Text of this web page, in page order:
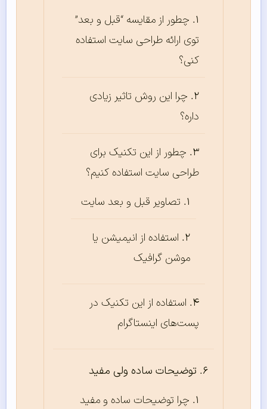
چطور از مقایسه “قبل و بعد”
توی ارائه طراحی سایت استفاده
کنی؟
چرا این روش تاثیر زیادی
داره؟
چطور از این تکنیک برای
طراحی سایت استفاده کنیم؟
تصاویر قبل و بعد سایت
استفاده از انیمیشن یا
موشن گرافیک
استفاده از این تکنیک در
پست‌های اینستاگرام
توضیحات ساده ولی مفید
چرا توضیحات ساده و مفید